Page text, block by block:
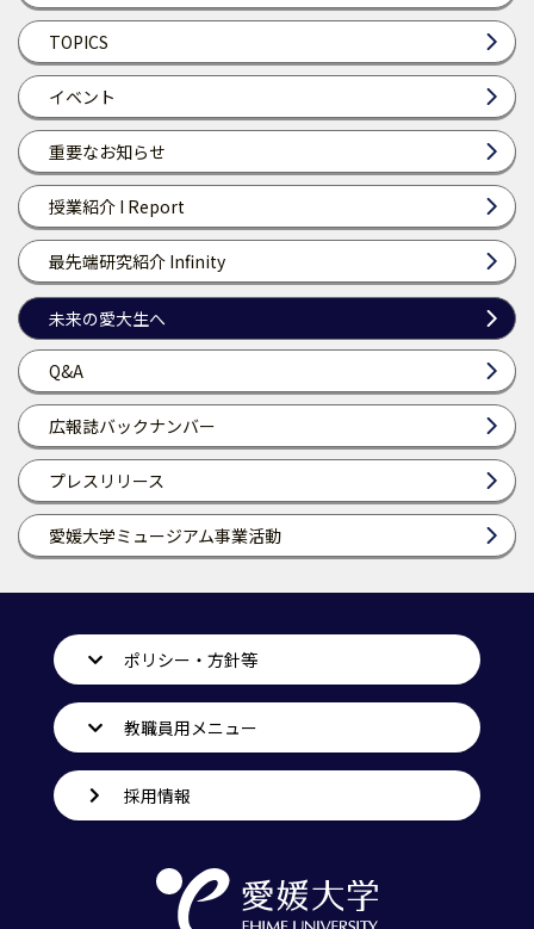
TOPICS
イベント
重要なお知らせ
授業紹介 I Report
最先端研究紹介 Infinity
未来の愛大生へ
Q&A
広報誌バックナンバー
プレスリリース
愛媛大学ミュージアム事業活動
ポリシー・方針等
教職員用メニュー
採用情報